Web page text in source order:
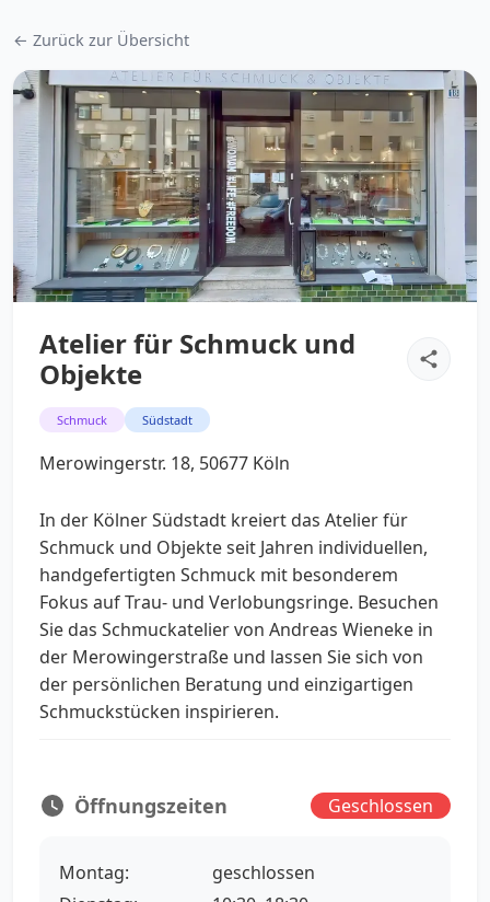
← Zurück zur Übersicht
Atelier für Schmuck und
Objekte
Schmuck Südstadt
Merowingerstr. 18, 50677 Köln
In der Kölner Südstadt kreiert das Atelier für
Schmuck und Objekte seit Jahren individuellen,
handgefertigten Schmuck mit besonderem
Fokus auf Trau- und Verlobungsringe. Besuchen
Sie das Schmuckatelier von Andreas Wieneke in
der Merowingerstraße und lassen Sie sich von
der persönlichen Beratung und einzigartigen
Schmuckstücken inspirieren.
Öffnungszeiten Geschlossen
Montag:
geschlossen